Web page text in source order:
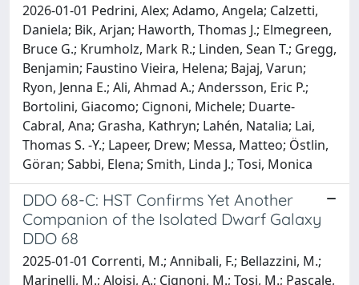
2026-01-01 Pedrini, Alex; Adamo, Angela; Calzetti,
Daniela; Bik, Arjan; Haworth, Thomas J.; Elmegreen,
Bruce G.; Krumholz, Mark R.; Linden, Sean T.; Gregg,
Benjamin; Faustino Vieira, Helena; Bajaj, Varun;
Ryon, Jenna E.; Ali, Ahmad A.; Andersson, Eric P.;
Bortolini, Giacomo; Cignoni, Michele; Duarte-
Cabral, Ana; Grasha, Kathryn; Lahén, Natalia; Lai,
Thomas S. -Y.; Lapeer, Drew; Messa, Matteo; Östlin,
Göran; Sabbi, Elena; Smith, Linda J.; Tosi, Monica
DDO 68-C: HST Confirms Yet Another
Companion of the Isolated Dwarf Galaxy
DDO 68
2025-01-01 Correnti, M.; Annibali, F.; Bellazzini, M.;
Marinelli, M.; Aloisi, A.; Cignoni, M.; Tosi, M.; Pascale,